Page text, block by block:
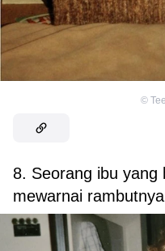
©
8. Seorang ibu yang
mewarnai rambutnya